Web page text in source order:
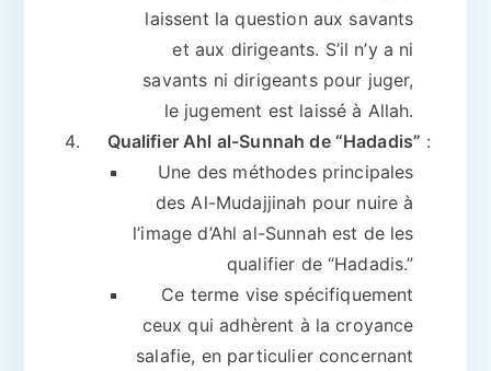
laissent la question aux savants
et aux dirigeants. S’il n’y a ni
savants ni dirigeants pour juger,
le jugement est laissé à Allah.
Qualifier Ahl al-Sunnah de “Hadadis” :
Une des méthodes principales
des Al-Mudajjinah pour nuire à
l’image d’Ahl al-Sunnah est de les
qualifier de “Hadadis.”
Ce terme vise spécifiquement
ceux qui adhèrent à la croyance
salafie, en particulier concernant